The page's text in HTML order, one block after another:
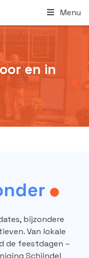
Menu
en in
bijzondere
Van lokale
de feestdagen –
Schijndel